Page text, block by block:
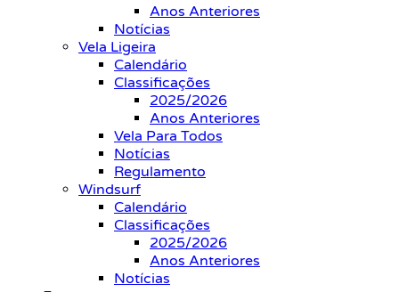
Anos Anteriores
Notícias
Vela Ligeira
Calendário
Classificações
2025/2026
Anos Anteriores
Vela Para Todos
Notícias
Regulamento
Windsurf
Calendário
Classificações
2025/2026
Anos Anteriores
Notícias